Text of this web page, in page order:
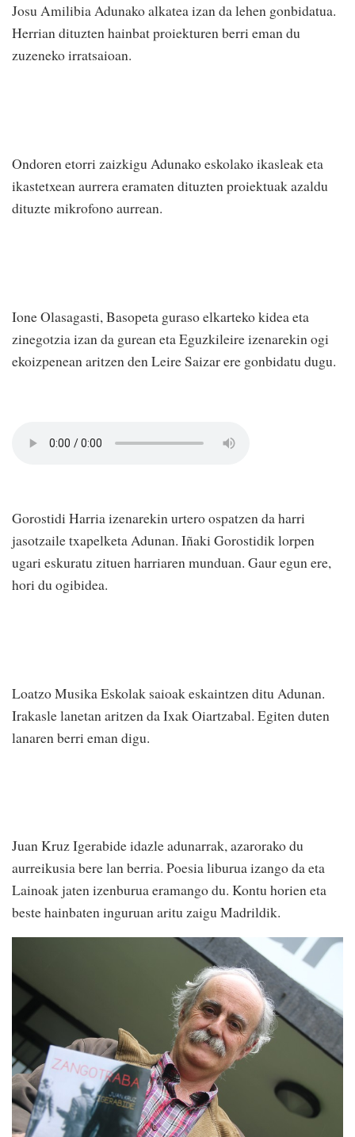
Josu Amilibia Adunako alkatea izan da lehen gonbidatua.
Herrian dituzten hainbat proiekturen berri eman du
zuzeneko irratsaioan.
Ondoren etorri zaizkigu Adunako eskolako ikasleak eta
ikastetxean aurrera eramaten dituzten proiektuak azaldu
dituzte mikrofono aurrean.
Ione Olasagasti, Basopeta guraso elkarteko kidea eta
zinegotzia izan da gurean eta Eguzkileire izenarekin ogi
ekoizpenean aritzen den Leire Saizar ere gonbidatu dugu.
Gorostidi Harria izenarekin urtero ospatzen da harri
jasotzaile txapelketa Adunan. Iñaki Gorostidik lorpen
ugari eskuratu zituen harriaren munduan. Gaur egun ere,
hori du ogibidea.
Loatzo Musika Eskolak saioak eskaintzen ditu Adunan.
Irakasle lanetan aritzen da Ixak Oiartzabal. Egiten duten
lanaren berri eman digu.
Juan Kruz Igerabide idazle adunarrak, azarorako du
aurreikusia bere lan berria. Poesia liburua izango da eta
Lainoak jaten izenburua eramango du. Kontu horien eta
beste hainbaten inguruan aritu zaigu Madrildik.